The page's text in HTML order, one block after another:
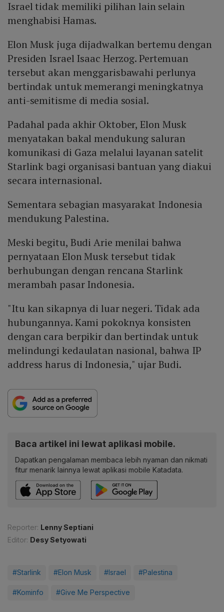
Israel tidak memiliki pilihan lain selain
menghabisi Hamas.
Elon Musk juga dijadwalkan bertemu dengan
Presiden Israel Isaac Herzog. Pertemuan
tersebut akan menggarisbawahi perlunya
bertindak untuk memerangi meningkatnya
anti-semitisme di media sosial.
Padahal pada akhir Oktober, Elon Musk
menyatakan bakal mendukung saluran
komunikasi di Gaza melalui layanan satelit
Starlink bagi organisasi bantuan yang diakui
secara internasional.
Sementara sebagian masyarakat Indonesia
mendukung Palestina.
Meski begitu, Budi Arie menilai bahwa
pernyataan Elon Musk tersebut tidak
berhubungan dengan rencana Starlink
merambah pasar Indonesia.
"Itu kan sikapnya di luar negeri. Tidak ada
hubungannya. Kami pokoknya konsisten
dengan cara berpikir dan bertindak untuk
melindungi kedaulatan nasional, bahwa IP
address harus di Indonesia," ujar Budi.
Baca artikel ini lewat aplikasi mobile.
Dapatkan pengalaman membaca lebih nyaman dan nikmati
fitur menarik lainnya lewat aplikasi mobile Katadata.
Reporter: Lenny Septiani
Editor: Desy Setyowati
#Starlink #Elon Musk #Israel #Palestina
#Kominfo #Give Me Perspective